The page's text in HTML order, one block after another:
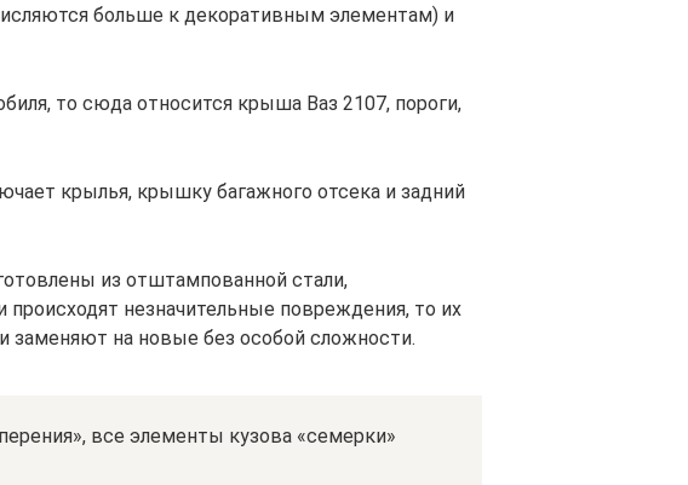
больше к декоративным элементам) и
то сюда относится крыша Ваз 2107, пороги,
крылья, крышку багажного отсека и задний
из отштампованной стали,
происходят незначительные повреждения, то их
заменяют на новые без особой сложности.
все элементы кузова «семерки»